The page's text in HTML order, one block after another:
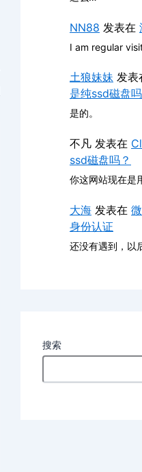
NN88 发表在
I am regular
土狼妹妹 发表
是纯ssd磁盘吗
是的。
不凡 发表在
ssd磁盘吗？
你这网站现在
大海 发表在
身份认证
还没有遇到，以
搜索